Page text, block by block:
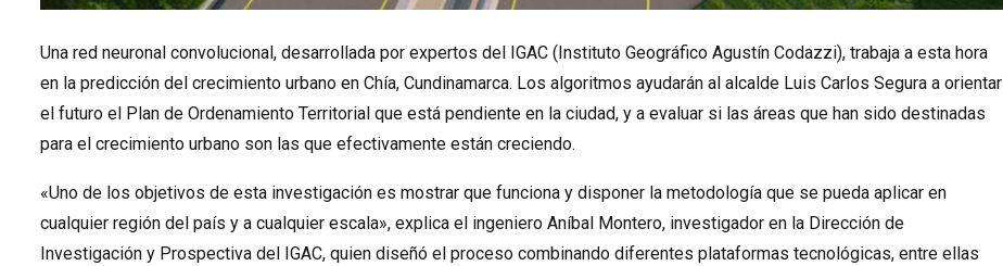
Una red neuronal convolucional, desarrollada por expertos del IGAC (Instituto Geográfico Agustín Codazzi), trabaja a esta hora
en la predicción del crecimiento urbano en Chía, Cundinamarca. Los algoritmos ayudarán al alcalde Luis Carlos Segura a orientar
el futuro el Plan de Ordenamiento Territorial que está pendiente en la ciudad, y a evaluar si las áreas que han sido destinadas
para el crecimiento urbano son las que efectivamente están creciendo.
«Uno de los objetivos de esta investigación es mostrar que funciona y disponer la metodología que se pueda aplicar en
cualquier región del país y a cualquier escala», explica el ingeniero Aníbal Montero, investigador en la Dirección de
Investigación y Prospectiva del IGAC, quien diseñó el proceso combinando diferentes plataformas tecnológicas, entre ellas